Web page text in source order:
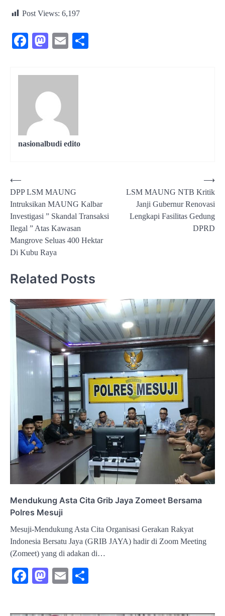
Post Views: 6,197
Facebook
Mastodon
Email
nasionalbudi edito
Navigasi
pos
⟵
DPP LSM MAUNG
Intruksikan MAUNG Kalbar
Investigasi ” Skandal Transaksi
Ilegal ” Atas Kawasan
Mangrove Seluas 400 Hektar
Di Kubu Raya
LSM MAUNG NTB Kritik
Janji Gubernur Renovasi
Lengkapi Fasilitas Gedung
DPRD
⟶
Related Posts
Mendukung Asta Cita Grib Jaya Zomeet Bersama
Polres Mesuji
Mesuji-Mendukung Asta Cita Organisasi Gerakan Rakyat
Indonesia Bersatu Jaya (GRIB JAYA) hadir di Zoom Meeting
(Zomeet) yang di adakan di…
Facebook
Mastodon
Email